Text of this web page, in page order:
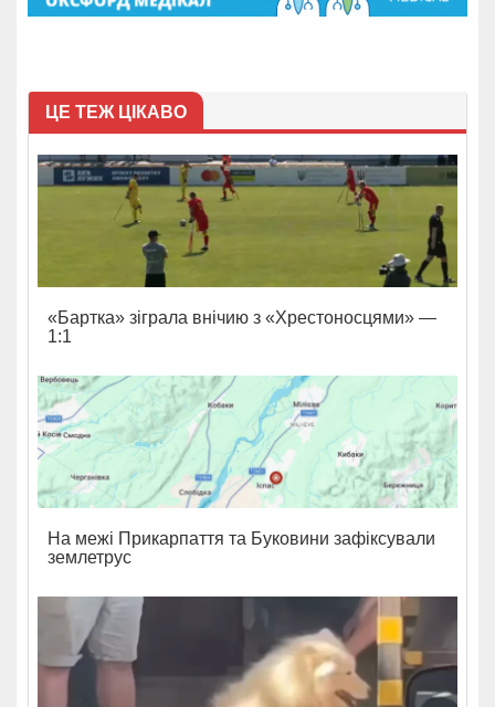
ЦЕ ТЕЖ ЦІКАВО
«Бартка» зіграла внічию з «Хрестоносцями» —
1:1
На межі Прикарпаття та Буковини зафіксували
землетрус